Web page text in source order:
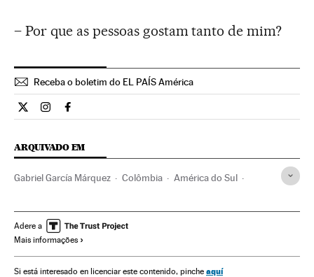
– Por que as pessoas gostam tanto de mim?
Receba o boletim do EL PAÍS América
Cultura El País Brasil en Twitter
Cultura El País Brasil en Instagram
Cultura El País Brasil en Facebook
ARQUIVADO EM
Gabriel García Márquez Colômbia América do Sul
Literatura hispanoamericana
Sociedade
Adere a
Mais informações
Si está interesado en licenciar este contenido, pinche aquí